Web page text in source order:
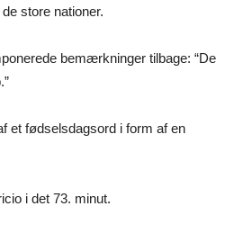
store nationer.
bemærkninger tilbage: “De
et fødselsdagsord i form af en
i det 73. minut.